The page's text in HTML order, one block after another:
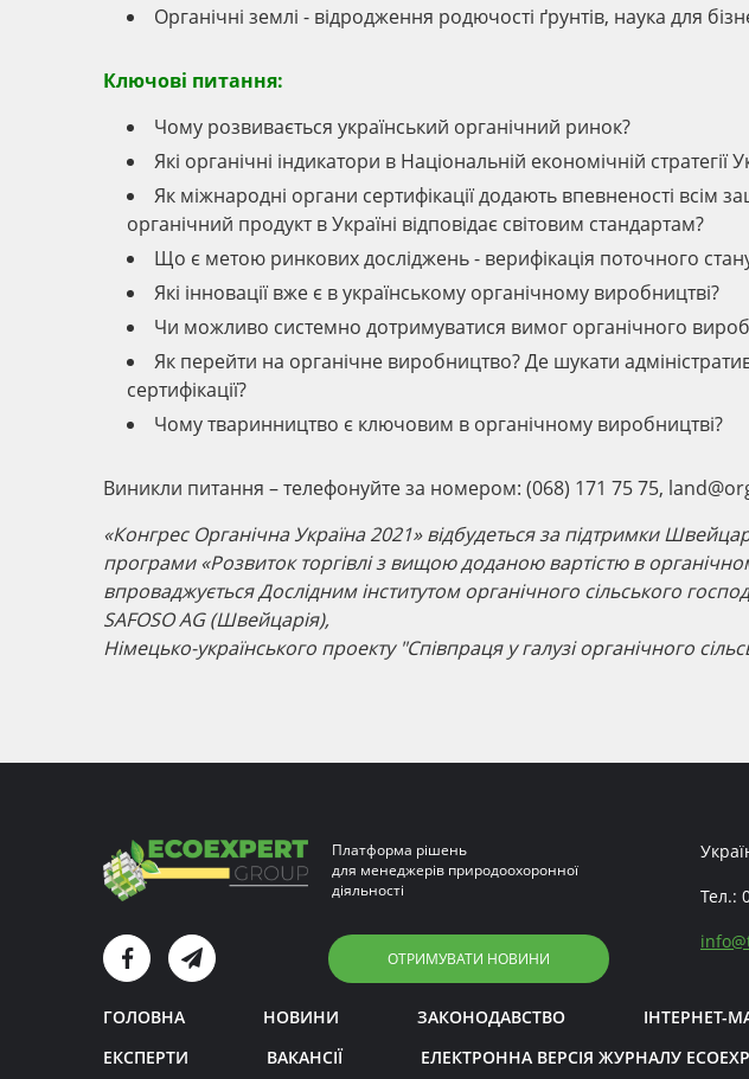
Органічні землі - відродження родючості ґрунтів, наука для
Ключові питання:
Чому розвивається український органічний ринок?
Які органічні індикатори в Національній економічній стратегії
Як міжнародні органи сертифікації додають впевненості всім
органічний продукт в Україні відповідає світовим стандартам?
Що є метою ринкових досліджень - верифікація поточного
Які інновації вже є в українському органічному виробництві?
Чи можливо системно дотримуватися вимог органічного
Як перейти на органічне виробництво? Де шукати
сертифікації?
Чому тваринництво є ключовим в органічному виробництві?
Виникли питання – телефонуйте за номером: (068) 171 75 75,
«Конгрес Органічна Україна 2021» відбудеться за підтримки
програми «Розвиток торгівлі з вищою доданою вартістю в
впроваджується Дослідним інститутом органічного сільського
SAFOSO AG (Швейцарія),
Німецько-українського проекту "Співпраця у галузі органічного
Платформа рішень
для менеджерів природоохоронної
діяльності
ОТРИМУВАТИ НОВИНИ
Тел.:
info@
ГОЛОВНА НОВИНИ ЗАКОНОДАВСТВО ІНТЕРНЕТ-
ЕКСПЕРТИ
ВАКАНСІЇ ЕЛЕКТРОННА ВЕРСІЯ ЖУРНАЛУ